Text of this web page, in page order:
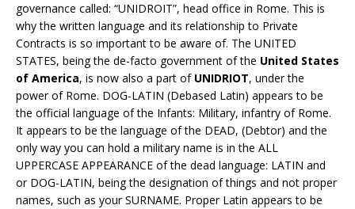
governance called: “UNIDROIT”, head office in Rome. This is
why the written language and its relationship to Private
Contracts is so important to be aware of. The UNITED
STATES, being the de-facto government of the United States
of America, is now also a part of UNIDRIOT, under the
power of Rome. DOG-LATIN (Debased Latin) appears to be
the official language of the Infants: Military, infantry of Rome.
It appears to be the language of the DEAD, (Debtor) and the
only way you can hold a military name is in the ALL
UPPERCASE APPEARANCE of the dead language: LATIN and
or DOG-LATIN, being the designation of things and not proper
names, such as your SURNAME. Proper Latin appears to be